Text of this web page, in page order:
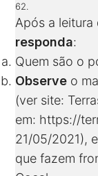
62.
Após a
responda:
Quem são o
Observe o
(ver site:
em: https://
21/05/2021), e
que fazem